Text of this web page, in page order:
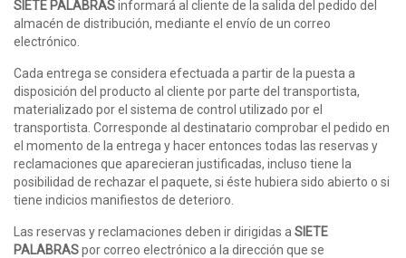
SIETE PALABRASinformará al cliente de la salida del pedido del
almacén de distribución, mediante el envío de un correo
electrónico.
Cada entrega se considera efectuada a partir de la puesta a
disposición del producto al cliente por parte del transportista,
materializado por el sistema de control utilizado por el
transportista. Corresponde al destinatario comprobar el pedido en
el momento de la entrega y hacer entonces todas las reservas y
reclamaciones que aparecieran justificadas, incluso tiene la
posibilidad de rechazar el paquete, si éste hubiera sido abierto o si
tiene indicios manifiestos de deterioro.
Las reservas y reclamaciones deben ir dirigidas a SIETE
PALABRASpor correo electrónico a la dirección que se